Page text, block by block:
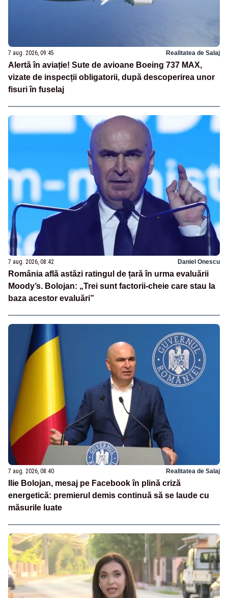
7 aug. 2026, 09:45 Realitatea de Salaj
Alertă în aviație! Sute de avioane Boeing 737 MAX,
vizate de inspecții obligatorii, după descoperirea unor
fisuri în fuselaj
7 aug. 2026, 08:42 Daniel Onescu
România află astăzi ratingul de țară în urma evaluării
Moody’s. Bolojan: „Trei sunt factorii-cheie care stau la
baza acestor evaluări”
7 aug. 2026, 08:40 Realitatea de Salaj
Ilie Bolojan, mesaj pe Facebook în plină criză
energetică: premierul demis continuă să se laude cu
măsurile luate